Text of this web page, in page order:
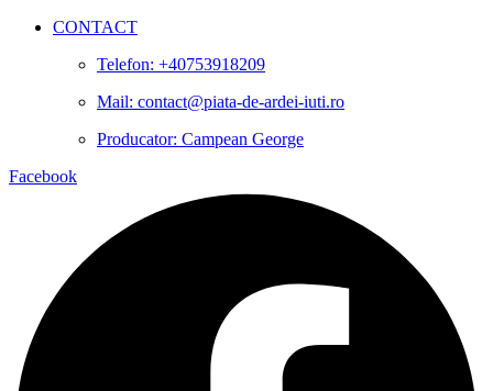
CONTACT
Telefon: +40753918209
Mail: contact@piata-de-ardei-iuti.ro
Producator: Campean George
Facebook